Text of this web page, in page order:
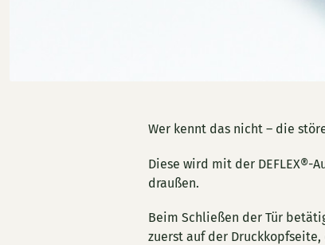
Wer kennt das nicht – die
Diese wird mit der DEFLEX®-
draußen.
Beim Schließen der Tür
zuerst auf der